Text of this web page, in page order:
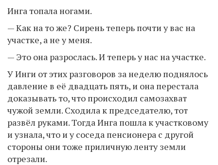
Инга топала ногами.
— Как на то же? Сирень теперь почти у вас на
участке, а не у меня.
— Это она разрослась. И теперь у нас на участке.
У Инги от этих разговоров за неделю поднялось
давление в её двадцать пять, и она перестала
доказывать то, что происходил самозахват
чужой земли. Сходила к председателю, тот
развёл руками. Тогда Инга пошла к участковому
и узнала, что и у соседа пенсионера с другой
стороны они тоже приличную ленту земли
отрезали.